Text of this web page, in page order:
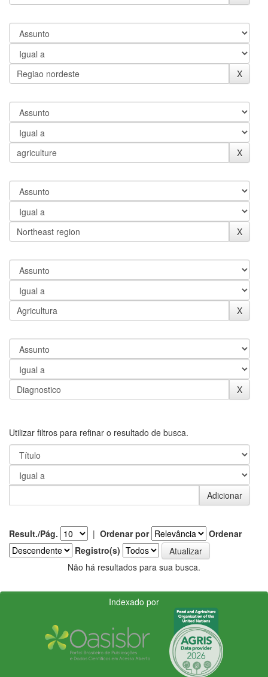
Utilizar filtros para refinar o resultado de busca.
Result./Pág. | Ordenar por
Ordenar
Registro(s)
Não há resultados para sua busca.
Indexado por